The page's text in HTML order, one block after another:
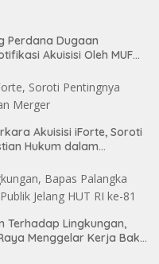
Perdana Dugaan
Akuisisi Oleh MUFG
Akuisisi iForte, Soroti
Hukum dalam
Terhadap Lingkungan,
Menggelar Kerja Bakti